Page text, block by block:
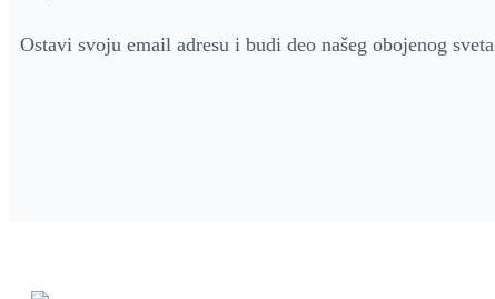
Ostavi svoju email adresu i budi deo našeg obojenog sveta